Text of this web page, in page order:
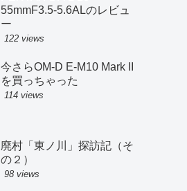
55mmF3.5-5.6ALのレビュ
ー
122 views
今さらOM-D E-M10 Mark II
を買っちゃった
114 views
廃村「東ノ川」探訪記（そ
の２）
98 views